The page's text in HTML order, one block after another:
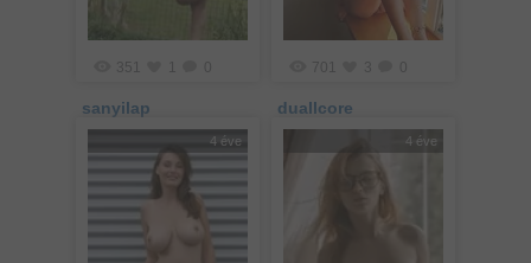
351
sanyilap
701 3
duallcore
4 éve 4 éve